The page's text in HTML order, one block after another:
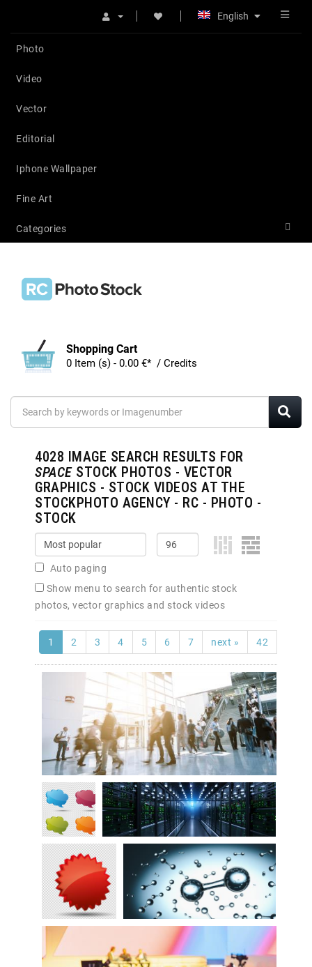
English
Photo
Video
Vector
Editorial
Iphone Wallpaper
Fine Art
Categories
Shopping Cart
0 Item (s) - 0.00 €* / Credits
4028 IMAGE SEARCH RESULTS FOR
SPACESTOCK PHOTOS - VECTOR
GRAPHICS - STOCK VIDEOS AT THE
STOCKPHOTO AGENCY - RC - PHOTO -
STOCK
Auto paging
Show menu to search for authentic stock
photos, vector graphics and stock videos
1 2 3 4 5 6 7 next » 42